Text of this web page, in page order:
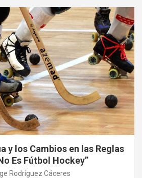
y los Cambios en las Reglas
Es Fútbol Hockey”
Rodríguez Cáceres